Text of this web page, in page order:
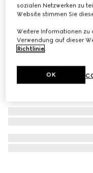
sozialen Netzwerken zu
Website stimmen Sie
Weitere Informationen zu
Verwendung auf dieser
Richtlinie.
OK